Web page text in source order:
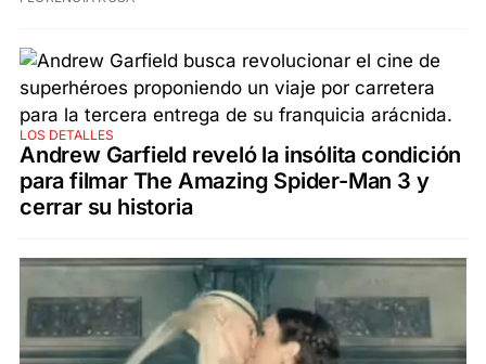
LOS DETALLES
Andrew Garfield reveló la insólita condición
para filmar The Amazing Spider-Man 3 y
cerrar su historia